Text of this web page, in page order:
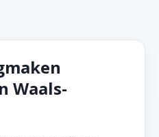
Waals-